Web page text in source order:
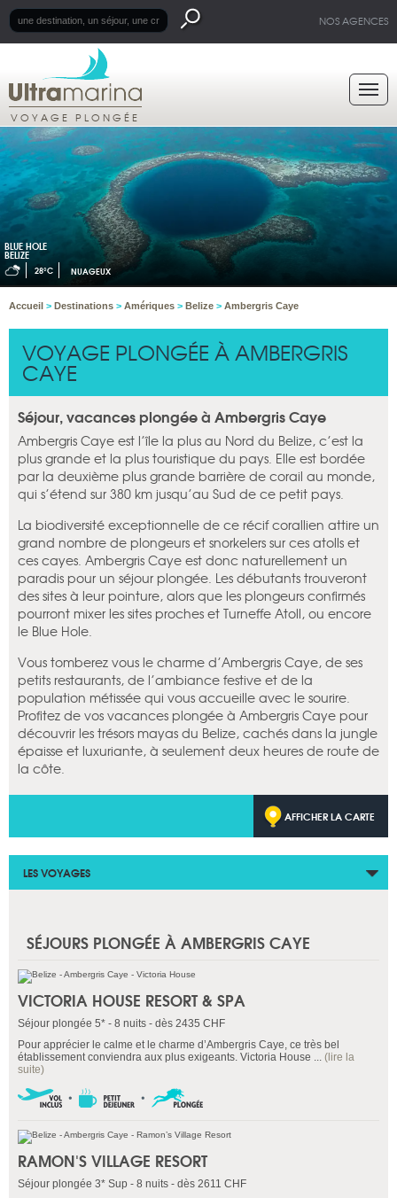
NOS AGENCES
VOYAGE PLONGÉE
BLUE HOLE
BELIZE
28°C NUAGEUX
Accueil > Destinations > Amériques > Belize > Ambergris Caye
VOYAGE PLONGÉE À AMBERGRIS
CAYE
Séjour, vacances plongée à Ambergris Caye
Ambergris Caye est l’île la plus au Nord du Belize, c’est la
plus grande et la plus touristique du pays. Elle est bordée
par la deuxième plus grande barrière de corail au monde,
qui s’étend sur 380 km jusqu’au Sud de ce petit pays.
La biodiversité exceptionnelle de ce récif corallien attire un
grand nombre de plongeurs et snorkelers sur ces atolls et
ces cayes. Ambergris Caye est donc naturellement un
paradis pour un séjour plongée. Les débutants trouveront
des sites à leur pointure, alors que les plongeurs confirmés
pourront mixer les sites proches et Turneffe Atoll, ou encore
le Blue Hole.
Vous tomberez vous le charme d’Ambergris Caye, de ses
petits restaurants, de l’ambiance festive et de la
population métissée qui vous accueille avec le sourire.
Profitez de vos vacances plongée à Ambergris Caye pour
découvrir les trésors mayas du Belize, cachés dans la jungle
épaisse et luxuriante, à seulement deux heures de route de
la côte.
AFFICHER LA CARTE
LES VOYAGES
SÉJOURS PLONGÉE À AMBERGRIS CAYE
VICTORIA HOUSE RESORT & SPA
Séjour plongée 5* - 8 nuits - dès 2435 CHF
Pour apprécier le calme et le charme d’Ambergris Caye, ce très bel
établissement conviendra aux plus exigeants. Victoria House ... (lire la
suite)
RAMON'S VILLAGE RESORT
Séjour plongée 3* Sup - 8 nuits - dès 2611 CHF